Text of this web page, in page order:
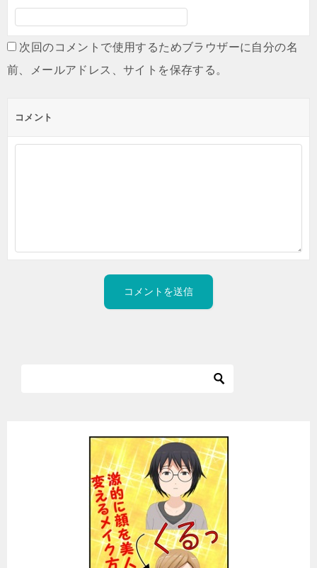
次回のコメントで使用するためブラウザーに自分の名
前、メールアドレス、サイトを保存する。
コメント